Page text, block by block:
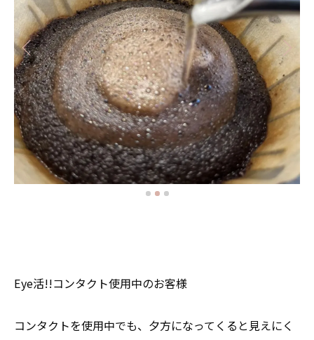
Eye活!!コンタクト使用中のお客様
コンタクトを使用中でも、夕方になってくると見えにく